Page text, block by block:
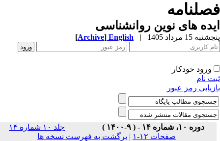
های نوین روانشناسی
15 مرداد 1405 |
English
[Archive]
ورود خودکار
نام
رمز عبور
دوره ۱۰، شماره ۱۴ - ( ۹-۱۴۰۰ )
جلد ۱۰ شماره ۱۴
صفحات ۱۲-۱
| برگشت به فهرست نسخه ها